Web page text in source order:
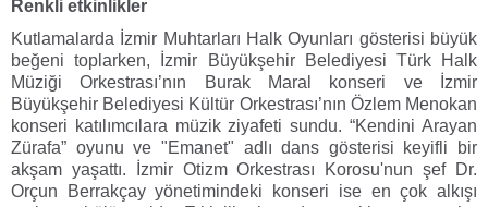
Renkli etkinlikler
Kutlamalarda İzmir Muhtarları Halk Oyunları gösterisi büyük
beğeni toplarken, İzmir Büyükşehir Belediyesi Türk Halk
Müziği Orkestrası’nın Burak Maral konseri ve İzmir
Büyükşehir Belediyesi Kültür Orkestrası’nın Özlem Menokan
konseri katılımcılara müzik ziyafeti sundu. “Kendini Arayan
Zürafa” oyunu ve "Emanet" adlı dans gösterisi keyifli bir
akşam yaşattı. İzmir Otizm Orkestrası Korosu'nun şef Dr.
Orçun Berrakçay yönetimindeki konseri ise en çok alkışı